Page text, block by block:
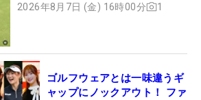
2026年8月7日 (金) 16時00分 1
ゴルフウェアとは一味違うギ
ャップにノックアウト！ ファ